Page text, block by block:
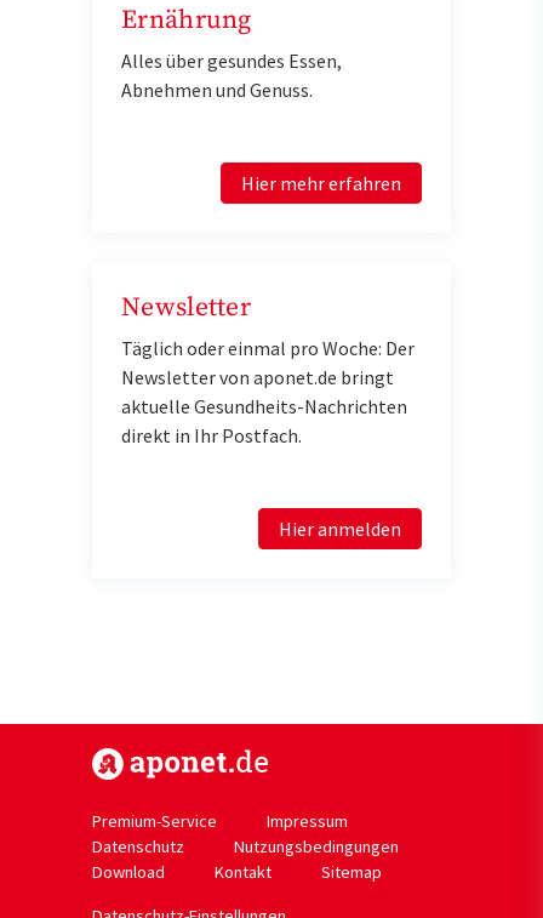
Ernährung
Alles über gesundes Essen,
Abnehmen und Genuss.
Hier mehr erfahren
Newsletter
Täglich oder einmal pro Woche: Der
Newsletter von aponet.de bringt
aktuelle Gesundheits-Nachrichten
direkt in Ihr Postfach.
Hier anmelden
Premium-Service
Impressum
Datenschutz
Nutzungsbedingungen
Download
Kontakt
Sitemap